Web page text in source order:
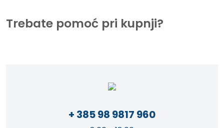
Trebate pomoć pri kupnji?
+ 385 98 9817 960